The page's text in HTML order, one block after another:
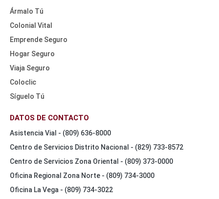
Ármalo Tú
Colonial Vital
Emprende Seguro
Hogar Seguro
Viaja Seguro
Coloclic
Síguelo Tú
DATOS DE CONTACTO
Asistencia Vial - (809) 636-8000
Centro de Servicios Distrito Nacional - (829) 733-8572
Centro de Servicios Zona Oriental - (809) 373-0000
Oficina Regional Zona Norte - (809) 734-3000
Oficina La Vega - (809) 734-3022